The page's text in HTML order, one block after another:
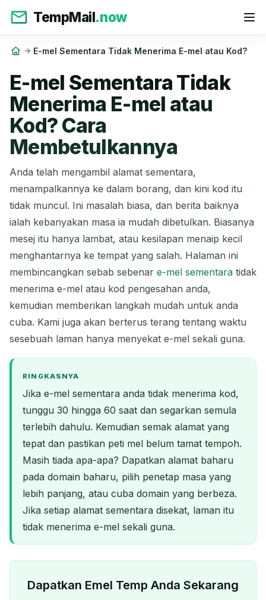
TempMail.now
E-mel Sementara Tidak Menerima E-mel atau Kod?
E-mel Sementara Tidak
Menerima E-mel atau
Kod? Cara
Membetulkannya
Anda telah mengambil alamat sementara,
menampalkannya ke dalam borang, dan kini kod itu
tidak muncul. Ini masalah biasa, dan berita baiknya
ialah kebanyakan masa ia mudah dibetulkan. Biasanya
mesej itu hanya lambat, atau kesilapan menaip kecil
menghantarnya ke tempat yang salah. Halaman ini
membincangkan sebab sebenar e-mel sementara tidak
menerima e-mel atau kod pengesahan anda,
kemudian memberikan langkah mudah untuk anda
cuba. Kami juga akan berterus terang tentang waktu
sesebuah laman hanya menyekat e-mel sekali guna.
RINGKASNYA
Jika e-mel sementara anda tidak menerima kod,
tunggu 30 hingga 60 saat dan segarkan semula
terlebih dahulu. Kemudian semak alamat yang
tepat dan pastikan peti mel belum tamat tempoh.
Masih tiada apa-apa? Dapatkan alamat baharu
pada domain baharu, pilih penetap masa yang
lebih panjang, atau cuba domain yang berbeza.
Jika setiap alamat sementara disekat, laman itu
tidak menerima e-mel sekali guna.
Dapatkan Emel Temp Anda Sekarang